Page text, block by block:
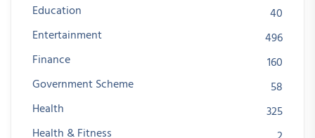
Education
40
Entertainment
496
Finance
160
Government Scheme
58
Health
325
Health & Fitness